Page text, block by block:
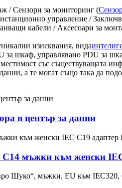
/ Сензори за мониторинг (
управление /
кабели / Аксесоари за
изисквания, вида
за шкаф, управлявано PDU за
със съществуващата
а те могат също така да
в център за данни
мъжки към женски